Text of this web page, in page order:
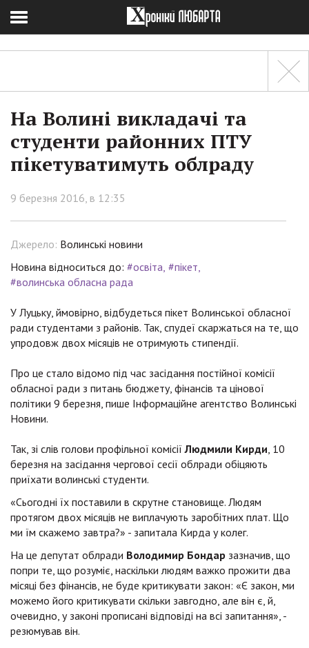
На Волині викладачі та
студенти районних ПТУ
пікетуватимуть облраду
9 березня 2016, в 12:35
Джерело: Волинські новини
Новина відноситься до: #освіта #пікет
#волинська обласна рада
У Луцьку, ймовірно, відбудеться пікет Волинської обласної
ради студентами з районів. Так, спудеї скаржаться на те, що
упродовж двох місяців не отримують стипендії.
Про це стало відомо під час засідання постійної комісії
обласної ради з питань бюджету, фінансів та цінової
політики 9 березня, пише Інформаційне агентство Волинські
Новини.
Так, зі слів голови профільної комісіїЛюдмили Кирди, 10
березня на засідання чергової сесії облради обіцяють
приїхати волинські студенти.
«Сьогодні їх поставили в скрутне становище. Людям
протягом двох місяців не виплачують заробітних плат. Що
ми їм скажемо завтра?» - запитала Кирда у колег.
На це депутат облради Володимир Бондар зазначив, що
попри те, що розуміє, наскільки людям важко прожити два
місяці без фінансів, не буде критикувати закон: «Є закон, ми
можемо його критикувати скільки завгодно, але він є, й,
очевидно, у законі прописані відповіді на всі запитання», -
резюмував він.